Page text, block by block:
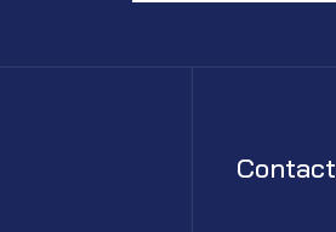
Contact